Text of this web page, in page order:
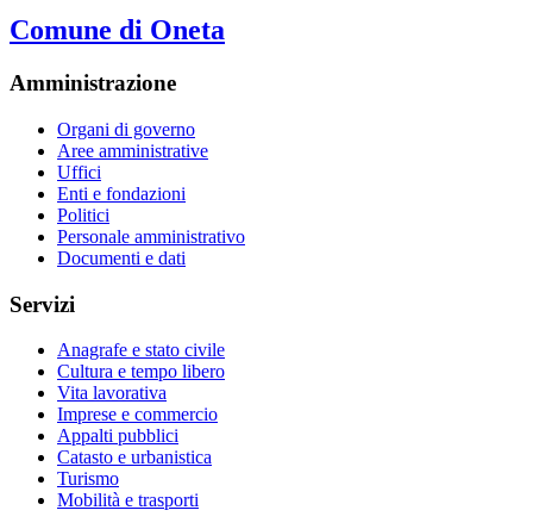
Comune di Oneta
Amministrazione
Organi di governo
Aree amministrative
Uffici
Enti e fondazioni
Politici
Personale amministrativo
Documenti e dati
Servizi
Anagrafe e stato civile
Cultura e tempo libero
Vita lavorativa
Imprese e commercio
Appalti pubblici
Catasto e urbanistica
Turismo
Mobilità e trasporti